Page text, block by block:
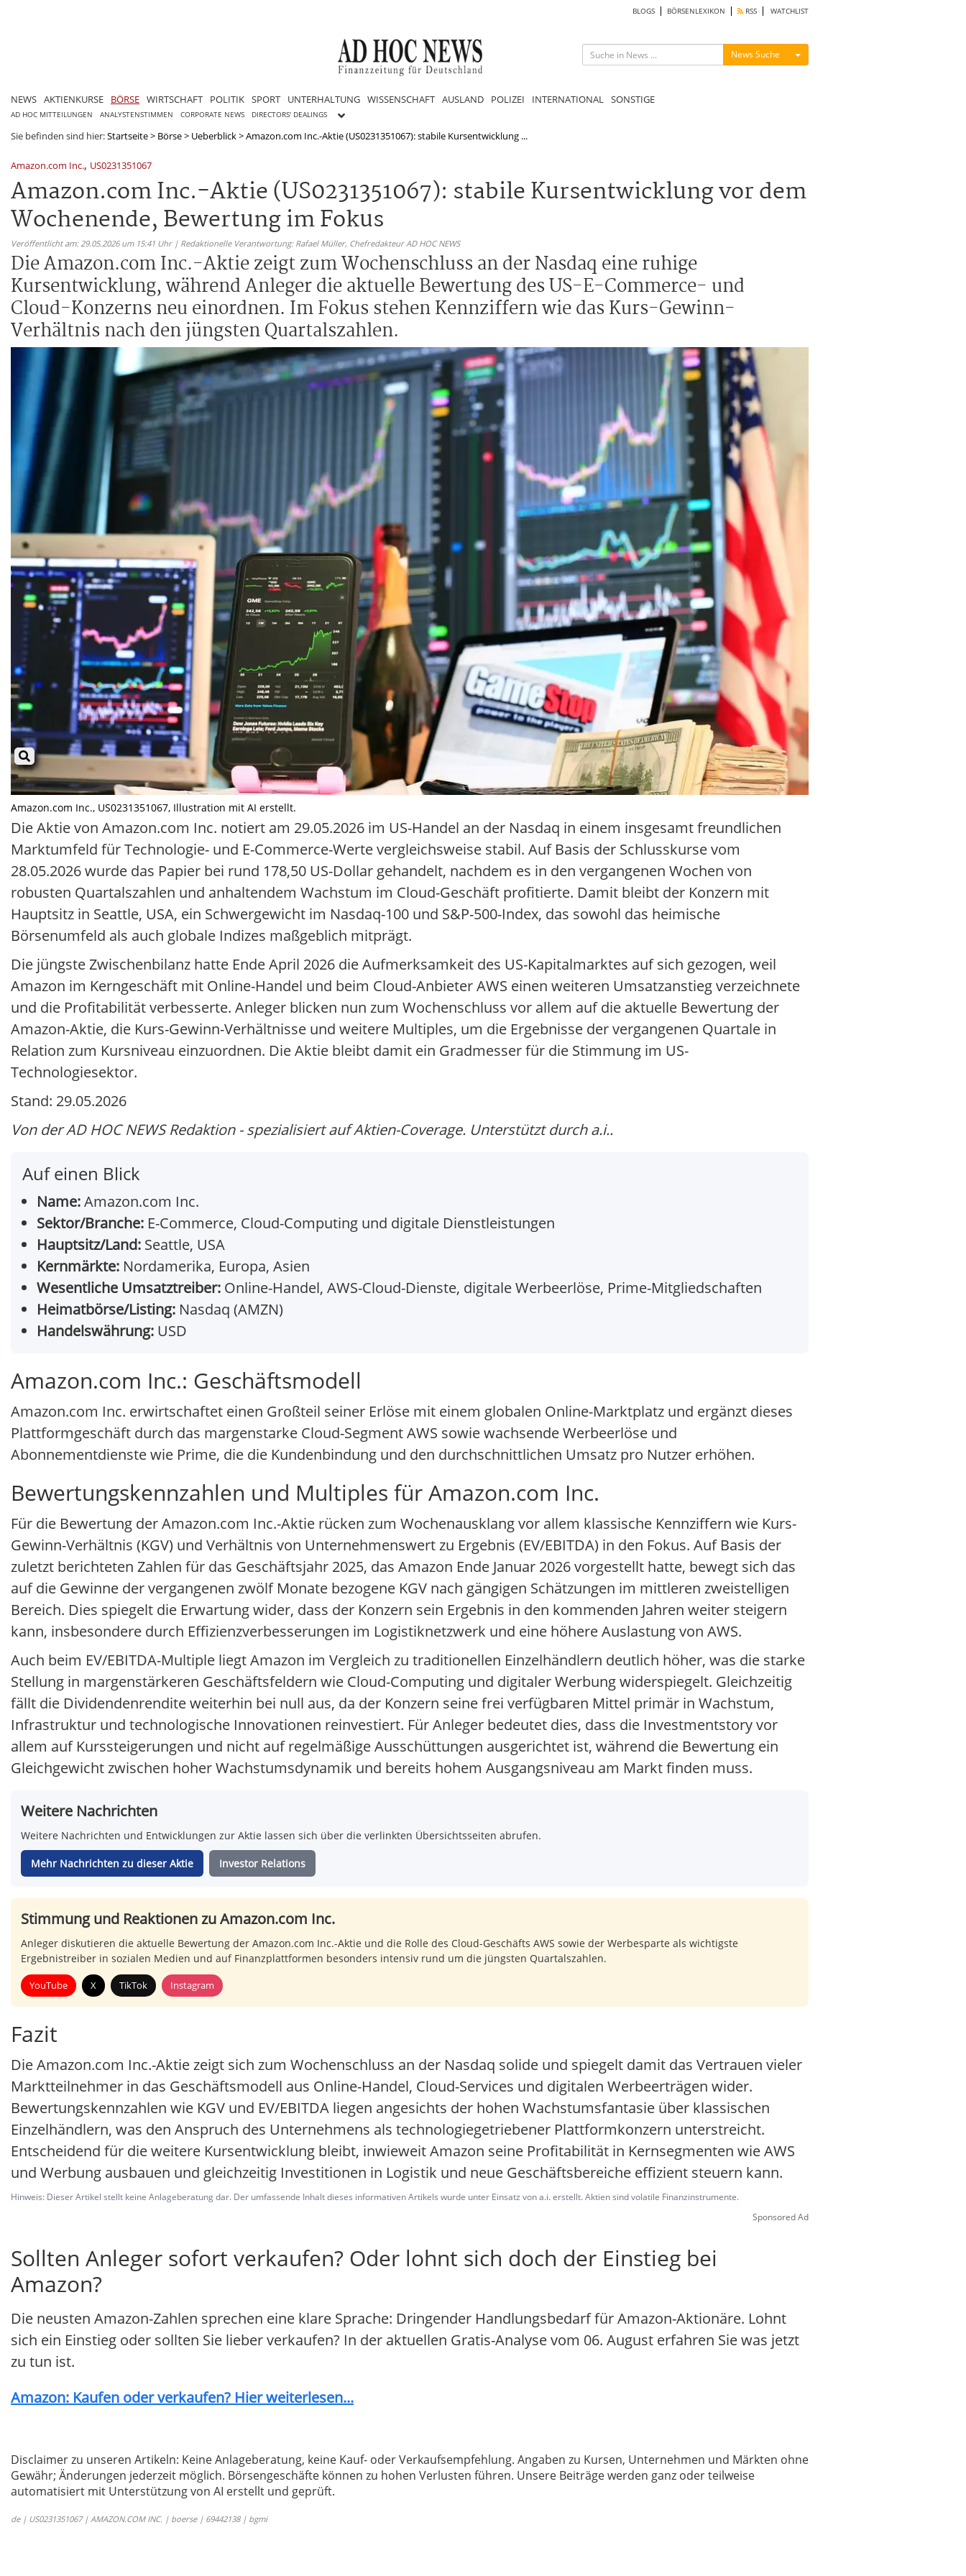
BLOGS BÖRSENLEXIKON RSS WATCHLIST
News Suche Menü ein-/ausblenden
NEWS AKTIENKURSE BÖRSE WIRTSCHAFT POLITIK SPORT UNTERHALTUNG WISSENSCHAFT AUSLAND POLIZEI INTERNATIONAL SONSTIGE
AD HOC MITTEILUNGEN ANALYSTENSTIMMEN CORPORATE NEWS DIRECTORS' DEALINGS
Sie befinden sind hier:Startseite> Börse> Ueberblick>Amazon.com Inc.-Aktie (US0231351067): stabile Kursentwicklung ...
Amazon.com Inc., US0231351067
Amazon.com Inc.-Aktie (US0231351067): stabile Kursentwicklung vor dem
Wochenende, Bewertung im Fokus
Veröffentlicht am: 29.05.2026 um 15:41 Uhr | Redaktionelle Verantwortung: Rafael Müller, Chefredakteur AD HOC NEWS
Die Amazon.com Inc.-Aktie zeigt zum Wochenschluss an der Nasdaq eine ruhige
Kursentwicklung, während Anleger die aktuelle Bewertung des US-E-Commerce- und
Cloud-Konzerns neu einordnen. Im Fokus stehen Kennziffern wie das Kurs-Gewinn-
Verhältnis nach den jüngsten Quartalszahlen.
Amazon.com Inc., US0231351067, Illustration mit AI erstellt.
Die Aktie von Amazon.com Inc. notiert am 29.05.2026 im US-Handel an der Nasdaq in einem insgesamt freundlichen
Marktumfeld für Technologie- und E-Commerce-Werte vergleichsweise stabil. Auf Basis der Schlusskurse vom
28.05.2026 wurde das Papier bei rund 178,50 US-Dollar gehandelt, nachdem es in den vergangenen Wochen von
robusten Quartalszahlen und anhaltendem Wachstum im Cloud-Geschäft profitierte. Damit bleibt der Konzern mit
Hauptsitz in Seattle, USA, ein Schwergewicht im Nasdaq-100 und S&P-500-Index, das sowohl das heimische
Börsenumfeld als auch globale Indizes maßgeblich mitprägt.
Die jüngste Zwischenbilanz hatte Ende April 2026 die Aufmerksamkeit des US-Kapitalmarktes auf sich gezogen, weil
Amazon im Kerngeschäft mit Online-Handel und beim Cloud-Anbieter AWS einen weiteren Umsatzanstieg verzeichnete
und die Profitabilität verbesserte. Anleger blicken nun zum Wochenschluss vor allem auf die aktuelle Bewertung der
Amazon-Aktie, die Kurs-Gewinn-Verhältnisse und weitere Multiples, um die Ergebnisse der vergangenen Quartale in
Relation zum Kursniveau einzuordnen. Die Aktie bleibt damit ein Gradmesser für die Stimmung im US-
Technologiesektor.
Stand: 29.05.2026
Von der AD HOC NEWS Redaktion - spezialisiert auf Aktien-Coverage. Unterstützt durch a.i..
Auf einen Blick
Name:Amazon.com Inc.
Sektor/Branche: E-Commerce, Cloud-Computing und digitale Dienstleistungen
Hauptsitz/Land: Seattle, USA
Kernmärkte: Nordamerika, Europa, Asien
Wesentliche Umsatztreiber: Online-Handel, AWS-Cloud-Dienste, digitale Werbeerlöse, Prime-Mitgliedschaften
Heimatbörse/Listing: Nasdaq (AMZN)
Handelswährung: USD
Amazon.com Inc.: Geschäftsmodell
Amazon.com Inc. erwirtschaftet einen Großteil seiner Erlöse mit einem globalen Online-Marktplatz und ergänzt dieses
Plattformgeschäft durch das margenstarke Cloud-Segment AWS sowie wachsende Werbeerlöse und
Abonnementdienste wie Prime, die die Kundenbindung und den durchschnittlichen Umsatz pro Nutzer erhöhen.
Bewertungskennzahlen und Multiples für Amazon.com Inc.
Für die Bewertung der Amazon.com Inc.-Aktie rücken zum Wochenausklang vor allem klassische Kennziffern wie Kurs-
Gewinn-Verhältnis (KGV) und Verhältnis von Unternehmenswert zu Ergebnis (EV/EBITDA) in den Fokus. Auf Basis der
zuletzt berichteten Zahlen für das Geschäftsjahr 2025, das Amazon Ende Januar 2026 vorgestellt hatte, bewegt sich das
auf die Gewinne der vergangenen zwölf Monate bezogene KGV nach gängigen Schätzungen im mittleren zweistelligen
Bereich. Dies spiegelt die Erwartung wider, dass der Konzern sein Ergebnis in den kommenden Jahren weiter steigern
kann, insbesondere durch Effizienzverbesserungen im Logistiknetzwerk und eine höhere Auslastung von AWS.
Auch beim EV/EBITDA-Multiple liegt Amazon im Vergleich zu traditionellen Einzelhändlern deutlich höher, was die starke
Stellung in margenstärkeren Geschäftsfeldern wie Cloud-Computing und digitaler Werbung widerspiegelt. Gleichzeitig
fällt die Dividendenrendite weiterhin bei null aus, da der Konzern seine frei verfügbaren Mittel primär in Wachstum,
Infrastruktur und technologische Innovationen reinvestiert. Für Anleger bedeutet dies, dass die Investmentstory vor
allem auf Kurssteigerungen und nicht auf regelmäßige Ausschüttungen ausgerichtet ist, während die Bewertung ein
Gleichgewicht zwischen hoher Wachstumsdynamik und bereits hohem Ausgangsniveau am Markt finden muss.
Weitere Nachrichten
Weitere Nachrichten und Entwicklungen zur Aktie lassen sich über die verlinkten Übersichtsseiten abrufen.
Mehr Nachrichten zu dieser Aktie Investor Relations
Stimmung und Reaktionen zu Amazon.com Inc.
Anleger diskutieren die aktuelle Bewertung der Amazon.com Inc.-Aktie und die Rolle des Cloud-Geschäfts AWS sowie der Werbesparte als wichtigste
Ergebnistreiber in sozialen Medien und auf Finanzplattformen besonders intensiv rund um die jüngsten Quartalszahlen.
YouTube X TikTok Instagram
Fazit
Die Amazon.com Inc.-Aktie zeigt sich zum Wochenschluss an der Nasdaq solide und spiegelt damit das Vertrauen vieler
Marktteilnehmer in das Geschäftsmodell aus Online-Handel, Cloud-Services und digitalen Werbeerträgen wider.
Bewertungskennzahlen wie KGV und EV/EBITDA liegen angesichts der hohen Wachstumsfantasie über klassischen
Einzelhändlern, was den Anspruch des Unternehmens als technologiegetriebener Plattformkonzern unterstreicht.
Entscheidend für die weitere Kursentwicklung bleibt, inwieweit Amazon seine Profitabilität in Kernsegmenten wie AWS
und Werbung ausbauen und gleichzeitig Investitionen in Logistik und neue Geschäftsbereiche effizient steuern kann.
Hinweis: Dieser Artikel stellt keine Anlageberatung dar. Der umfassende Inhalt dieses informativen Artikels wurde unter Einsatz von a.i. erstellt. Aktien sind volatile Finanzinstrumente.
Sponsored Ad
Sollten Anleger sofort verkaufen? Oder lohnt sich doch der Einstieg bei
Amazon?
Die neusten Amazon-Zahlen sprechen eine klare Sprache: Dringender Handlungsbedarf für Amazon-Aktionäre. Lohnt
sich ein Einstieg oder sollten Sie lieber verkaufen? In der aktuellen Gratis-Analyse vom 06. August erfahren Sie was jetzt
zu tun ist.
Amazon: Kaufen oder verkaufen? Hier weiterlesen...
Disclaimer zu unseren Artikeln: Keine Anlageberatung, keine Kauf- oder Verkaufsempfehlung. Angaben zu Kursen, Unternehmen und Märkten ohne
Gewähr; Änderungen jederzeit möglich. Börsengeschäfte können zu hohen Verlusten führen. Unsere Beiträge werden ganz oder teilweise
automatisiert mit Unterstützung von AI erstellt und geprüft.
de | US0231351067 | AMAZON.COM INC. | boerse | 69442138 | bgmi